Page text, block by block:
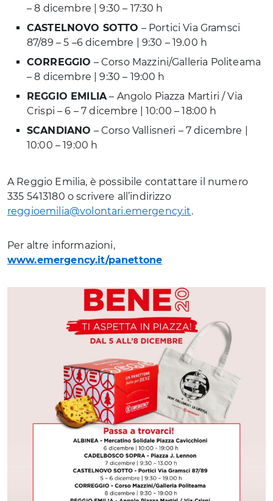
– 8 dicembre | 9:30 – 17:30 h
CASTELNOVO SOTTO – Portici Via Gramsci
87/89 – 5 –6 dicembre | 9:30 – 19.00 h
CORREGGIO – Corso Mazzini/Galleria Politeama
– 8 dicembre | 9:30 – 19:00 h
REGGIO EMILIA– Angolo Piazza Martiri / Via
Crispi – 6 – 7 dicembre | 10:00 – 18:00 h
SCANDIANO – Corso Vallisneri – 7 dicembre |
10:00 – 19:00 h
A Reggio Emilia, è possibile contattare il numero
335 5413180 o scrivere all’indirizzo
reggioemilia@volontari.emergency.it.
Per altre informazioni,
www.emergency.it/panettone